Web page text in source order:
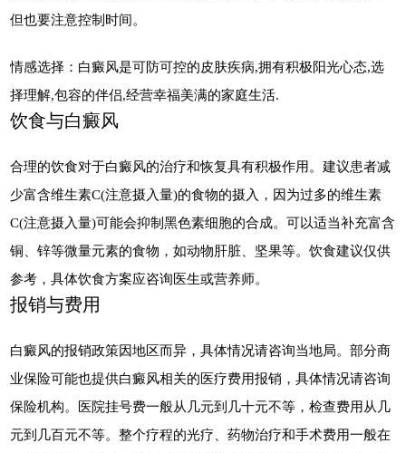
但也要注意控制时间。
情感选择：白癜风是可防可控的皮肤疾病,拥有积极阳光心态,选
择理解,包容的伴侣,经营幸福美满的家庭生活.
饮食与白癜风
合理的饮食对于白癜风的治疗和恢复具有积极作用。建议患者减
少富含维生素C(注意摄入量)的食物的摄入，因为过多的维生素
C(注意摄入量)可能会抑制黑色素细胞的合成。可以适当补充富含
铜、锌等微量元素的食物，如动物肝脏、坚果等。饮食建议仅供
参考，具体饮食方案应咨询医生或营养师。
报销与费用
白癜风的报销政策因地区而异，具体情况请咨询当地局。部分商
业保险可能也提供白癜风相关的医疗费用报销，具体情况请咨询
保险机构。医院挂号费一般从几元到几十元不等，检查费用从几
元到几百元不等。整个疗程的光疗、药物治疗和手术费用一般在